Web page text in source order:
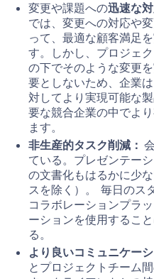
変更や課題への迅速な対
では、変更への対応や
って、最適な顧客満足
す。しかし、プロジェ
の下でそのような変更
要としないため、企業
対してより実現可能な
要な競合企業の中でよ
ます。
非生産的タスク削減：
ている。プレゼンテー
の文書化もはるかに少
スを除く）。 毎日のス
コラボレーションプラ
ーションを使用するこ
る。
より良いコミュニケー
とプロジェクトチーム